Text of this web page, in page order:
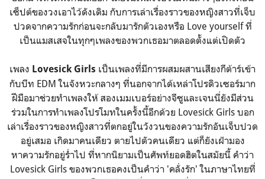
เซ็ปต์ของวงเอาไว้ดังเดิม กับการเล่าเรื่องราวของหญิงสาวที่เจ็บ
ปวดจากความรักก่อนจะกลับมารักตัวเองหรือ Love yourself ที่
เป็นแมสเสจในทุกๆเพลงของพวกเธอมาตลอดตั้งแต่เปิดตัว
เพลง Lovesick Girls เป็นเพลงที่มีการผสมผสานเสียงกีต้าร์เข้า
กับบีท EDM ในจังหวะกลางๆ ที่นอกจากได้เหล่าโปรดิวเซอร์มาก
ฝีมือมาช่วยทำเพลงให้ สองเมมเบอร์อย่างจีซูและเจนนี่ยังมีส่วน
ร่วมในการทำเพลงโปรโมทในครั้งนี้อีกด้วย Lovesick Girls บอก
เล่าเรื่องราวของหญิงสาวที่ตกอยู่ในวังวนของความรักอันเจ็บปวด
อยู่เสมอ เกิดมาคนเดียว ตายไปตัวคนเดียว แต่ก็ยังเฝ้ามอง
หาความรักอยู่ร่ำไป ที่หากนิยามเป็นศัพท์ยอดฮิตในสมัยนี้ คำว่า
Lovesick Girls ของพวกเธอคงเป็นคำว่า 'คลั่งรัก' ในภาษาไทยที่